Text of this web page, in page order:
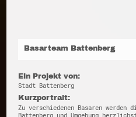
Basarteam Battenberg
Ein Projekt von:
Stadt Battenberg
Kurzportrait:
Zu verschiedenen Basaren werden
Battenberg und Umgebung